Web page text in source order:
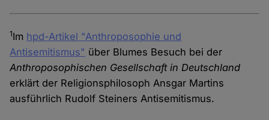
1Im hpd-Artikel "Anthroposophie und
Antisemitismus" über Blumes Besuch bei der
Anthroposophischen Gesellschaft in Deutschland
erklärt der Religionsphilosoph Ansgar Martins
ausführlich Rudolf Steiners Antisemitismus.